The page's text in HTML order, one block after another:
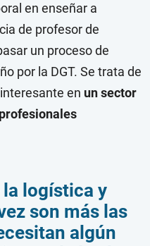
en enseñar a
de profesor de
un proceso de
por la DGT. Se trata de
en un sector
la logística y
son más las
algún